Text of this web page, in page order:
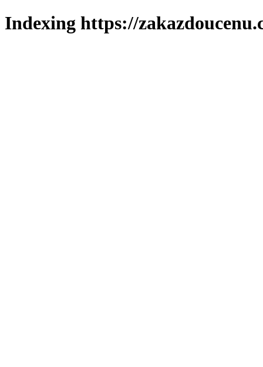
Indexing https://